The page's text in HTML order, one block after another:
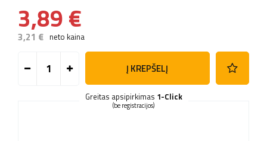
3,89 €
3,21 € neto kaina
Į KREPŠELĮ
Greitas apsipirkimas 1-Click
(be registracijos)